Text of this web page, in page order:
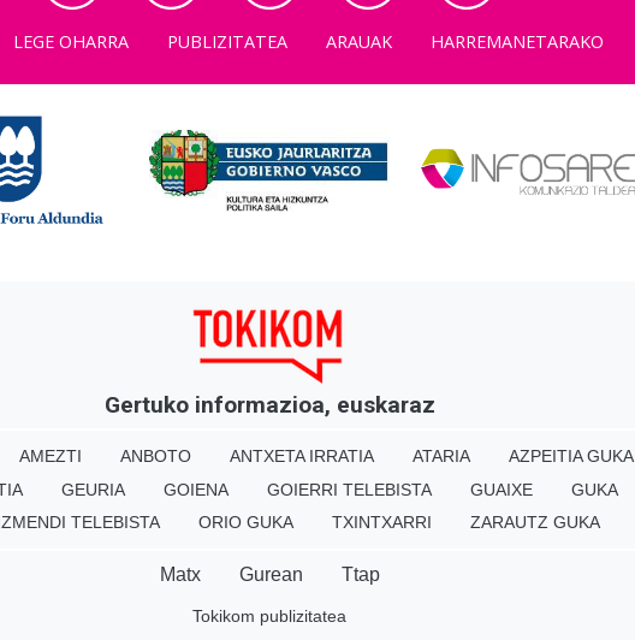
LEGE OHARRA PUBLIZITATEA ARAUAK HARREMANETARAKO
Gertuko informazioa, euskaraz
AMEZTI ANBOTO ANTXETA IRRATIA ATARIA AZPEITIA GUKA
GEURIA GOIENA GOIERRI TELEBISTA GUAIXE GUKA
TELEBISTA ORIO GUKA TXINTXARRI ZARAUTZ GUKA
Matx Gurean Ttap
Tokikom publizitatea